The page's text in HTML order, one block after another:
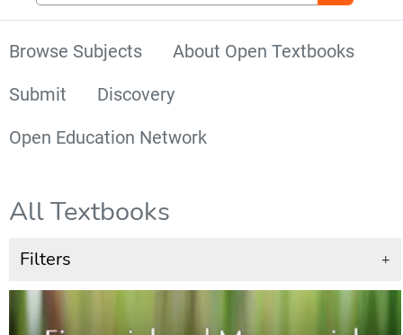
Browse Subjects
About Open Textbooks
Submit
Discovery
Open Education Network
All Textbooks
Filters +